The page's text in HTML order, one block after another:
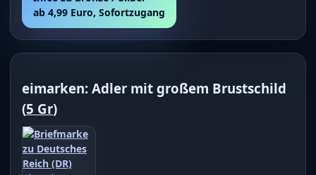
ab 4,99 Euro, Sofortzugang
eimarken: Adler mit großem Brustschild
(5 Gr)